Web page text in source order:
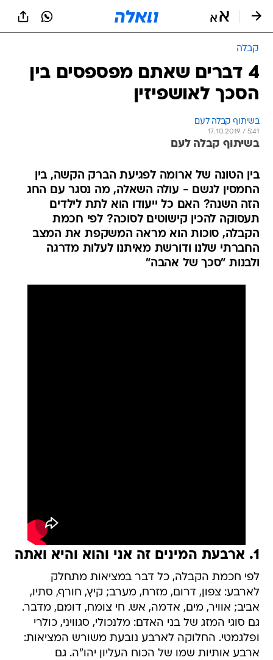
קבלה
4 דברים שאתם מפספסים בין
הסכך לאושפיזין
בשיתוף קבלה לעם
17.10.2019 / 5:41
בשיתוף קבלה לעם
בין הטונה של ארומה לפגיעת הברק הקשה, בין
החמסין לגשם - עולה השאלה, מה נסגר עם החג
הזה השנה? האם כל ייעודו הוא לתת לילדים
תעסוקה להכין קישוטים לסוכה? לפי חכמת
הקבלה, סוכות הוא מראה המשקפת את המצב
החברתי שלנו ודורשת מאיתנו לעלות מדרגה
ולבנות "סכך של אהבה"
1. ארבעת המינים זה אני והוא והיא ואתה
לפי חכמת הקבלה, כל דבר במציאות מתחלק
לארבע: צפון, דרום, מזרח, מערב; קיץ, חורף, סתיו,
אביב; אוויר, מים, אדמה, אש. חי צומח, דומם, מדבר.
גם סוגי המזג של בני האדם: מלנכולי, סגוויני, כולרי
ופלגמטי. החלוקה לארבע נובעת משורש המציאות:
ארבע אותיות שמו של הכוח העליון יהו"ה. גם